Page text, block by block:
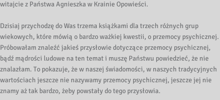
witajcie z Państwa Agnieszka w Krainie Opowieści.
Dzisiaj przychodzę do Was trzema książkami dla trzech różnych grup
wiekowych, które mówią o bardzo ważkiej kwestii, o przemocy psychicznej.
Próbowałam znaleźć jakieś przysłowie dotyczące przemocy psychicznej,
bądź mądrości ludowe na ten temat i muszę Państwu powiedzieć, że nie
znalazłam. To pokazuje, że w naszej świadomości, w naszych tradycyjnych
wartościach jeszcze nie nazywamy przemocy psychicznej, jeszcze jej nie
znamy aż tak bardzo, żeby powstały do tego przysłowia.